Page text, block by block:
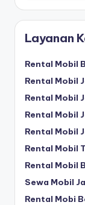
Layanan
Rental Mobil
Rental Mobil
Rental Mobil
Rental Mobil
Rental Mobil
Rental Mobil
Rental Mobil
Sewa Mobil
Rental Mobi